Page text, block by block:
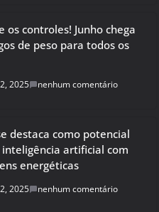
os controles! Junho chega
de peso para todos os
2025 nenhum comentário
destaca como potencial
inteligência artificial com
energéticas
2025 nenhum comentário